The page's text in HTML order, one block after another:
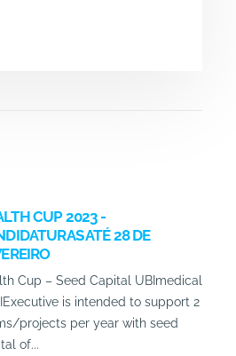
CUP 2023 -
ATÉ 28 DE
Cup – Seed Capital UBImedical
is intended to support 2
projects per year with seed
of...